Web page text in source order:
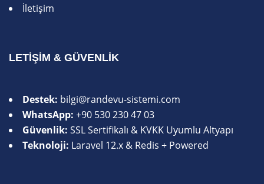
İletişim
LETIŞIM & GÜVENLIK
Destek: bilgi@randevu-sistemi.com
WhatsApp: +90 530 230 47 03
Güvenlik: SSL Sertifikalı & KVKK Uyumlu Altyapı
Teknoloji: Laravel 12.x & Redis + Powered